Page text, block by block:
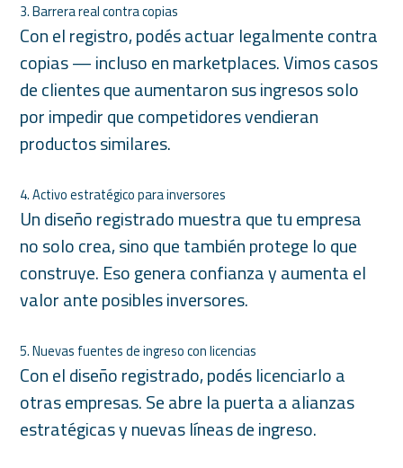
3. Barrera real contra copias
Con el registro, podés actuar legalmente contra
copias — incluso en marketplaces. Vimos casos
de clientes que aumentaron sus ingresos solo
por impedir que competidores vendieran
productos similares.
4. Activo estratégico para inversores
Un diseño registrado muestra que tu empresa
no solo crea, sino que también protege lo que
construye. Eso genera confianza y aumenta el
valor ante posibles inversores.
5. Nuevas fuentes de ingreso con licencias
Con el diseño registrado, podés licenciarlo a
otras empresas. Se abre la puerta a alianzas
estratégicas y nuevas líneas de ingreso.